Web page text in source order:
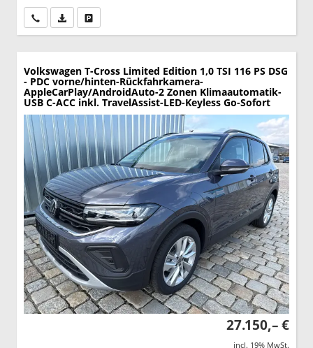
Wir rufen Sie anPDF-Datei, Fahrzeugexposé drucken
Volkswagen T-Cross Limited Edition 1,0 TSI 116 PS DSG
- PDC vorne/hinten-Rückfahrkamera-
AppleCarPlay/AndroidAuto-2 Zonen Klimaautomatik-
USB C-ACC inkl. TravelAssist-LED-Keyless Go-Sofort
27.150,– €
incl. 19% MwSt.